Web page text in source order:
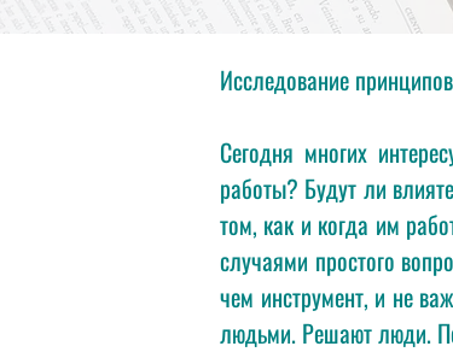
Исследование
Сегодня многих
работы? Будут ли
том, как и когда им
случаями простого
чем инструмент, и не
людьми. Решают люди.